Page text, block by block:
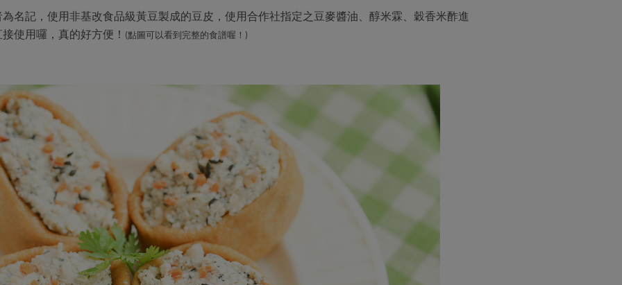
名記，使用非基改食品級黃豆製成的豆皮，使用合作社指定之豆麥醬油、醇米霖、穀香米酢進
使用囉，真的好方便！ (點圖可以看到完整的食譜喔！)